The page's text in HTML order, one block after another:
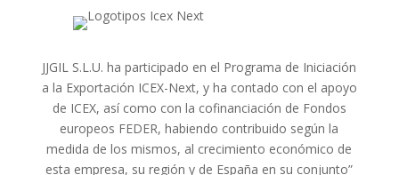
JJGIL S.L.U. ha participado en el Programa de Iniciación
a la Exportación ICEX-Next, y ha contado con el apoyo
de ICEX, así como con la cofinanciación de Fondos
europeos FEDER, habiendo contribuido según la
medida de los mismos, al crecimiento económico de
esta empresa, su región y de España en su conjunto”